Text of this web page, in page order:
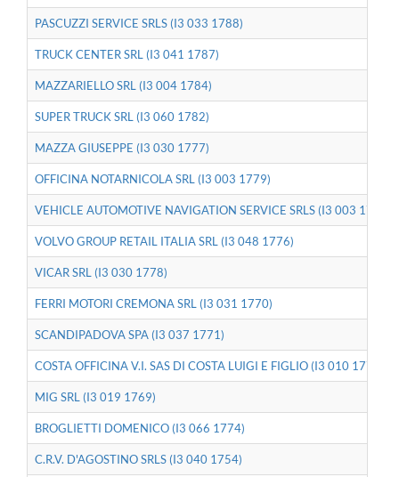
PASCUZZI SERVICE SRLS (I3 033 1788)
TRUCK CENTER SRL (I3 041 1787)
MAZZARIELLO SRL (I3 004 1784)
SUPER TRUCK SRL (I3 060 1782)
MAZZA GIUSEPPE (I3 030 1777)
OFFICINA NOTARNICOLA SRL (I3 003 1779)
VEHICLE AUTOMOTIVE NAVIGATION SERVICE SRLS (I3 003 1780)
VOLVO GROUP RETAIL ITALIA SRL (I3 048 1776)
VICAR SRL (I3 030 1778)
FERRI MOTORI CREMONA SRL (I3 031 1770)
SCANDIPADOVA SPA (I3 037 1771)
COSTA OFFICINA V.I. SAS DI COSTA LUIGI E FIGLIO (I3 010 1775)
MIG SRL (I3 019 1769)
BROGLIETTI DOMENICO (I3 066 1774)
C.R.V. D'AGOSTINO SRLS (I3 040 1754)